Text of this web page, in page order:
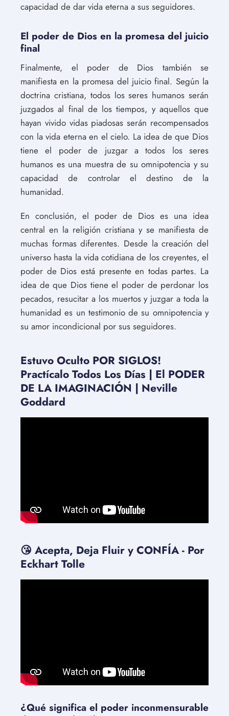
capacidad de dar vida eterna a sus seguidores.
El poder de Dios en la promesa del juicio
final
Finalmente, el poder de Dios también se
manifiesta en la promesa del juicio final. Según la
doctrina cristiana, todos los seres humanos serán
juzgados al final de los tiempos, y aquellos que
hayan vivido vidas piadosas serán recompensados
con la vida eterna en el cielo. La idea de que Dios
tiene el poder de juzgar a todos los seres
humanos es una muestra de su omnipotencia y su
capacidad de controlar el destino de la
humanidad.
En conclusión, el poder de Dios es una idea
central en la religión cristiana y se manifiesta de
muchas formas diferentes. Desde la creación del
universo hasta la vida cotidiana de los creyentes, el
poder de Dios está presente en todas partes. La
idea de que Dios tiene el poder de perdonar los
pecados, resucitar a los muertos y juzgar a toda la
humanidad es un testimonio de su omnipotencia y
su amor incondicional por sus seguidores.
Estuvo Oculto POR SIGLOS!
Practícalo Todos Los Días | El PODER
DE LA IMAGINACIÓN | Neville
Goddard
😘 Acepta, Deja Fluir y CONFÍA - Por
Eckhart Tolle
¿Qué significa el poder inconmensurable